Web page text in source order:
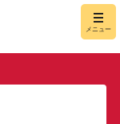
メニュー